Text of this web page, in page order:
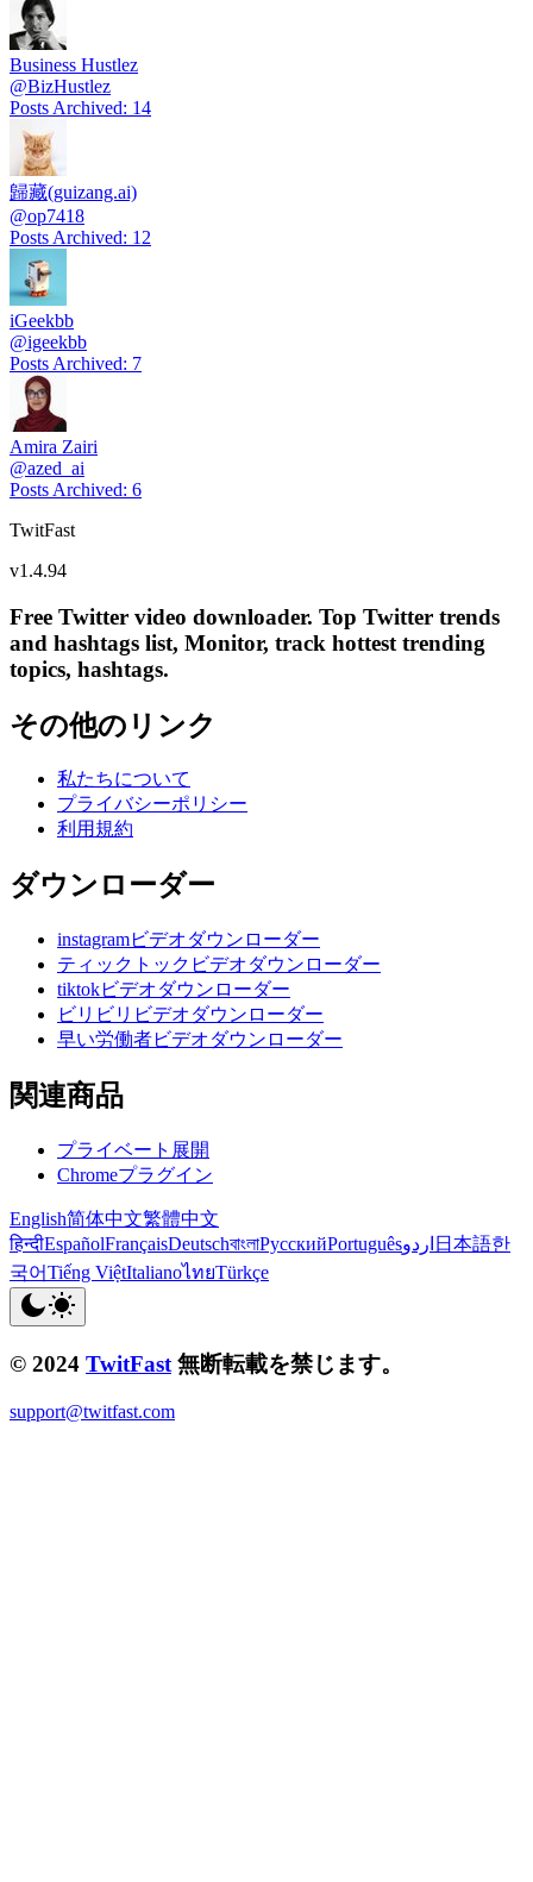
Business Hustlez
@BizHustlez
Posts Archived: 14
歸藏(guizang.ai)
@op7418
Posts Archived: 12
iGeekbb
@igeekbb
Posts Archived: 7
Amira Zairi
@azed_ai
Posts Archived: 6
TwitFast
v1.4.94
Free Twitter video downloader. Top Twitter trends
and hashtags list, Monitor, track hottest trending
topics, hashtags.
その他のリンク
私たちについて
プライバシーポリシー
利用規約
ダウンローダー
instagramビデオダウンローダー
ティックトックビデオダウンローダー
tiktokビデオダウンローダー
ビリビリビデオダウンローダー
早い労働者ビデオダウンローダー
関連商品
プライベート展開
Chromeプラグイン
English简体中文繁體中文
हिन्दीEspañolFrançaisDeutschবাংলাРусскийPortuguêsاردو 日本語한
국어Tiếng ViệtItalianoไทยTürkçe
© 2024 TwitFast 無断転載を禁じます。
support@twitfast.com